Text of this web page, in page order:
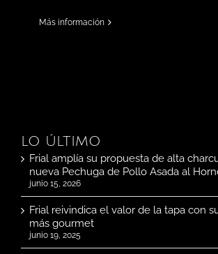
Más información
LO ÚLTIMO
Frial amplía su propuesta de alta
nueva Pechuga de Pollo Asada al
junio 15, 2026
Frial reivindica el valor de la tapa con
más gourmet
junio 19, 2025